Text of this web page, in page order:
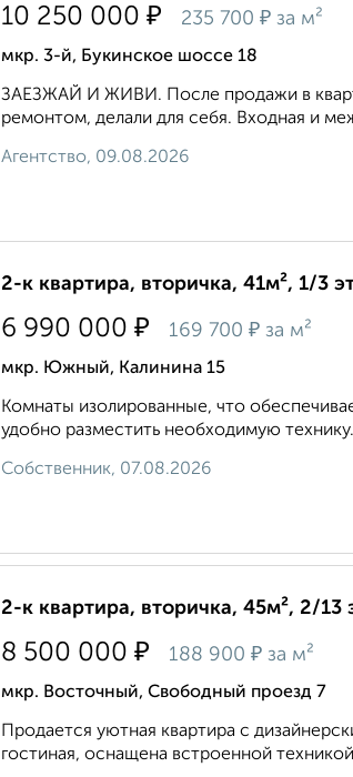
10 250 000 ₽ 235 700 ₽ за м²
мкр. 3-й, Букинское шоссе 18
ЗАЕЗЖАЙ И ЖИВИ. После продажи в
ремонтом, делали для себя. Входная и
Агентство, 09.08.2026
2-к квартира, вторичка, 41м², 1/3
6 990 000 ₽ 169 700 ₽ за м²
мкр. Южный, Калинина 15
Комнаты изолированные, что
удобно разместить необходимую
Собственник, 07.08.2026
2-к квартира, вторичка, 45м², 2/13
8 500 000 ₽ 188 900 ₽ за м²
мкр. Восточный, Свободный проезд 7
Продаeтся уютнaя квaртира с
гocтинaя, оснащенa вcтроeннoй